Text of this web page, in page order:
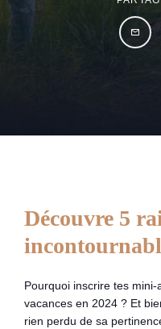
Découvre 5
Pourquoi inscrire tes
vacances en 2024 ? Et
rien perdu de sa